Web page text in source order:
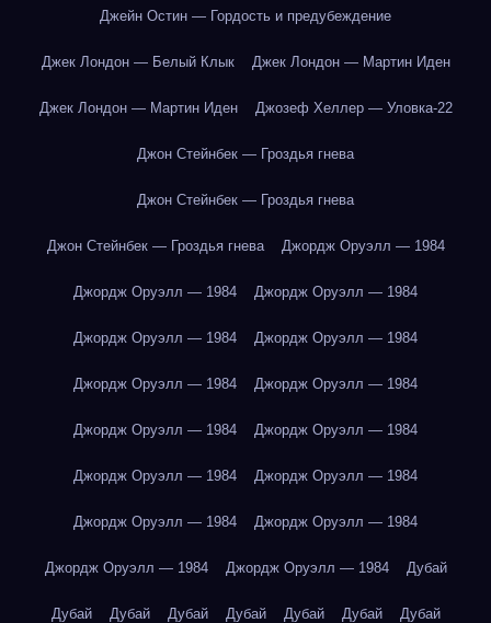
Джейн Остин — Гордость и предубеждение
Джек Лондон — Белый Клык Джек Лондон — Мартин Иден
Джек Лондон — Мартин Иден Джозеф Хеллер — Уловка-22
Джон Стейнбек — Гроздья гнева
Джон Стейнбек — Гроздья гнева
Джон Стейнбек — Гроздья гнева Джордж Оруэлл — 1984
Джордж Оруэлл — 1984 Джордж Оруэлл — 1984
Джордж Оруэлл — 1984 Джордж Оруэлл — 1984
Джордж Оруэлл — 1984 Джордж Оруэлл — 1984
Джордж Оруэлл — 1984 Джордж Оруэлл — 1984
Джордж Оруэлл — 1984 Джордж Оруэлл — 1984
Джордж Оруэлл — 1984 Джордж Оруэлл — 1984
Джордж Оруэлл — 1984 Джордж Оруэлл — 1984 Дубай
Дубай Дубай Дубай Дубай Дубай Дубай Дубай